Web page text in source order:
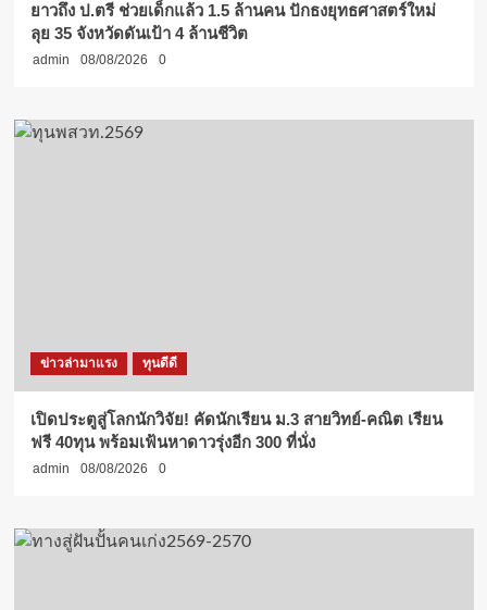
ยาวถึง ป.ตรี ช่วยเด็กแล้ว 1.5 ล้านคน ปักธงยุทธศาสตร์ใหม่
ลุย 35 จังหวัดดันเป้า 4 ล้านชีวิต
admin 08/08/2026 0
ข่าวล่ามาแรง ทุนดีดี
เปิดประตูสู่โลกนักวิจัย! คัดนักเรียน ม.3 สายวิทย์-คณิต เรียน
ฟรี 40ทุน พร้อมเฟ้นหาดาวรุ่งอีก 300 ที่นั่ง
admin 08/08/2026 0